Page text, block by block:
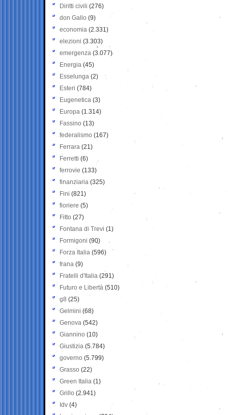
Diritti civili (276)
don Gallo (9)
economia (2.331)
elezioni (3.303)
emergenza (3.077)
Energia (45)
Esselunga (2)
Esteri (784)
Eugenetica (3)
Europa (1.314)
Fassino (13)
federalismo (167)
Ferrara (21)
Ferretti (6)
ferrovie (133)
finanziaria (325)
Fini (821)
fioriere (5)
Fitto (27)
Fontana di Trevi (1)
Formigoni (90)
Forza Italia (596)
frana (9)
Fratelli d'Italia (291)
Futuro e Libertà (510)
g8 (25)
Gelmini (68)
Genova (542)
Giannino (10)
Giustizia (5.784)
governo (5.799)
Grasso (22)
Green Italia (1)
Grillo (2.941)
Idv (4)